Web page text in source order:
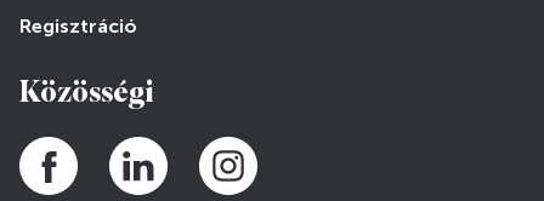
Regisztráció
Közösségi